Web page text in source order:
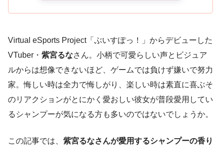
Virtual eSports Project「ぶいすぽっ！」からデビューした
VTuber・ 紫宮るなさん。小柄で可愛らしい声とビジュア
ルからは想像できないほど、ゲームでは負けず嫌いで努力
家。悔しい時は全力で悔しがり、楽しい時は素直に喜ぶそ
のリアクションがとにかく愛おしい彼女が普段愛用してい
るシャンプーが気になる方も多いのではないでしょうか。
この記事では、 紫宮るなさんが愛用するシャンプーの香り